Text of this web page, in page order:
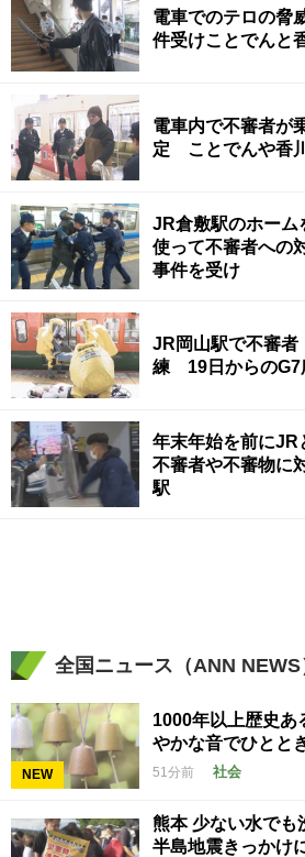
電車でのテロの
件受けことでんと
電車内で不審者が
定 ことでんや香
JR倉敷駅のホー
使って不審者へ
事件を受け
JR岡山駅で不審者
練 19日からのG7
年末年始を前にJR
不審者や不審物
駅
全国ニュース（ANN NEWS
NEW
1000年以上歴史あ
やかな音でひと
51分前 社会
熊本 少ない水で
半島地震きっか